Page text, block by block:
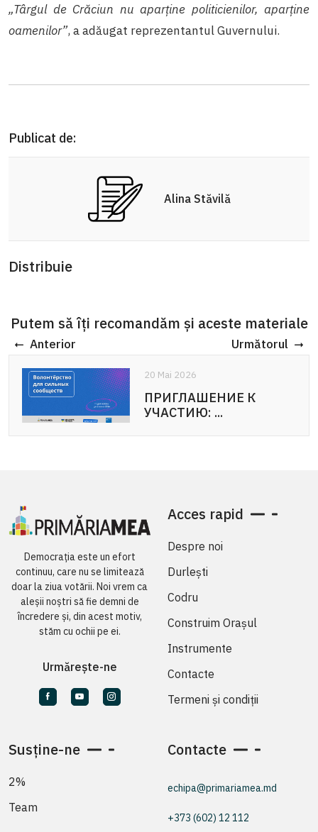
„Târgul de Crăciun nu aparține politicienilor, aparține
oamenilor”, a adăugat reprezentantul Guvernului.
Publicat de:
Alina Stăvilă
Distribuie
Putem să îți recomandăm și aceste materiale
Anterior Următorul
20 Mai 2026
ПРИГЛАШЕНИЕ К
УЧАСТИЮ: ...
20 Mai 2026
APEL DE PARTICIPARE:
Voluntariat pentru ...
Democrația este un efort
continuu, care nu se limitează
doar la ziua votării. Noi vrem ca
aleșii noștri să fie demni de
încredere și, din acest motiv,
stăm cu ochii pe ei.
Urmărește-ne
Acces rapid
Despre noi
Durlești
Codru
Construim Orașul
Instrumente
Contacte
Termeni și condiții
Susține-ne
2%
Team
Contacte
echipa@primariamea.md
+373 (602) 12 112